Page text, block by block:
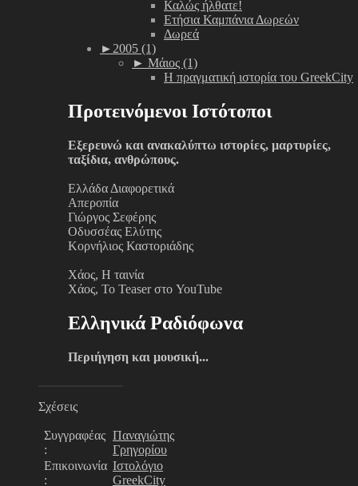
Καλώς ήλθατε!
Ετήσια Καμπάνια Δωρεών
Δωρεά
► 2005 (1)
► Μάιος (1)
Η πραγματική ιστορία του GreekCity
Προτεινόμενοι Ιστότοποι
Εξερευνώ και ανακαλύπτω ιστορίες, μαρτυρίες,
ταξίδια, ανθρώπους.
Ελλάδα Διαφορετικά
Απεροπία
Γιώργος Σεφέρης
Οδυσσέας Ελύτης
Κορνήλιος Καστοριάδης
Χάος, Η ταινία
Χάος, Το Teaser στο YouTube
Ελληνικά Ραδιόφωνα
Περιήγηση και μουσική...
Σχέσεις
Συγγραφέας
:
Παναγιώτης
Γρηγορίου
Επικοινωνία
:
Ιστολόγιο
GreekCity